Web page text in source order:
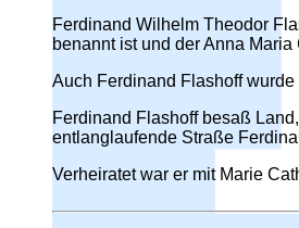
Ferdinand Wilhelm Theodor
benannt ist und der Anna
Auch Ferdinand Flashoff
Ferdinand Flashoff besaß
entlanglaufende Straße
Verheiratet war er mit Marie